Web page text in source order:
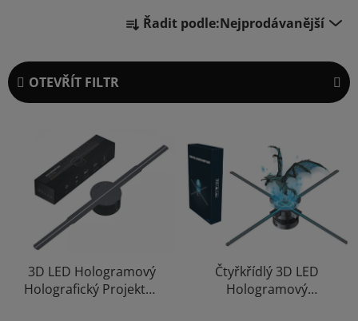
a
e
n
o
d
u
ů
Řadit podle:Nejprodávanější
OTEVŘÍT FILTR
3D LED Hologramový
Holografický Projektor
Čtyřkřídlý 3D LED
Hologramový